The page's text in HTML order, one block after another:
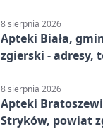
8 sierpnia 2026
Apteki Biała,
zgierski - adresy,
8 sierpnia 2026
Apteki
Stryków, powiat